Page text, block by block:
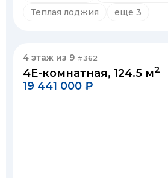
Теплая лоджия
еще 3
4 этаж из 9 #362
4Е-комнатная, 124.5 м2
19 441 000 ₽